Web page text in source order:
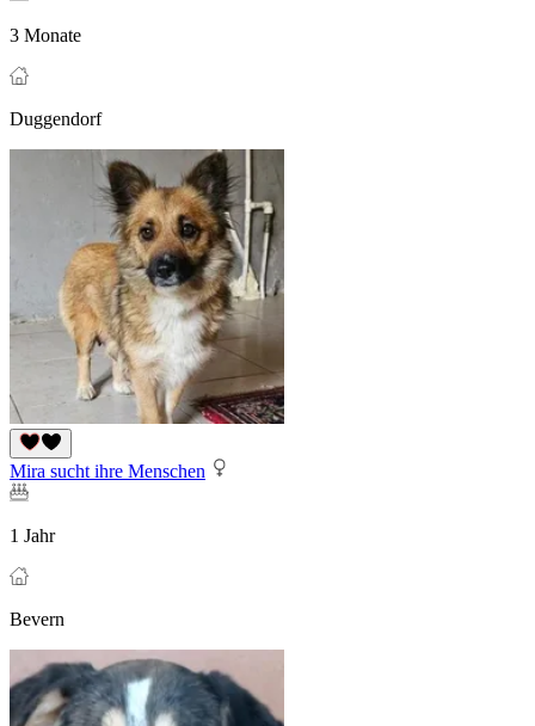
3 Monate
Duggendorf
Mira sucht ihre Menschen
1 Jahr
Bevern